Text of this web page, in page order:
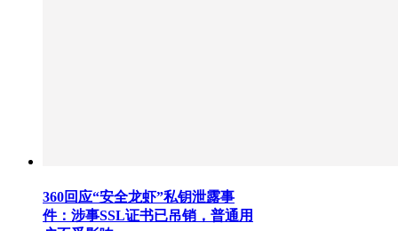
360回应“安全龙虾”私钥泄露事
件：涉事SSL证书已吊销，普通用